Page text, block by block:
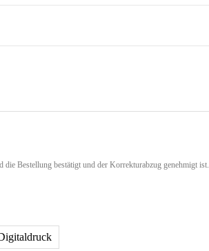
die Bestellung bestätigt und der Korrekturabzug genehmigt ist.